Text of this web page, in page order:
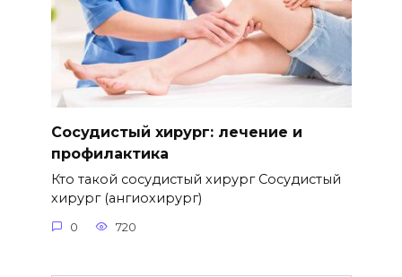
Сосудистый хирург: лечение и
профилактика
Кто такой сосудистый хирург Сосудистый
хирург (ангиохирург)
0 720